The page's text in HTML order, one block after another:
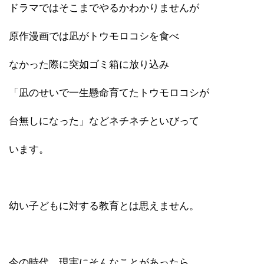
ドラマではそこまでやるかわかりませんが
原作漫画では凪がトウモロコシを食べ
なかった際に突如ゴミ箱に放り込み
「凪のせいで一生懸命育てたトウモロコシが
台無しになった」などネチネチといびって
います。
幼い子どもに対する教育とは思えません。